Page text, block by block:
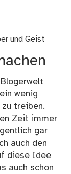
und Geist
wenig
treiben.
Zeit immer
gar
auch den
diese Idee
auch schon